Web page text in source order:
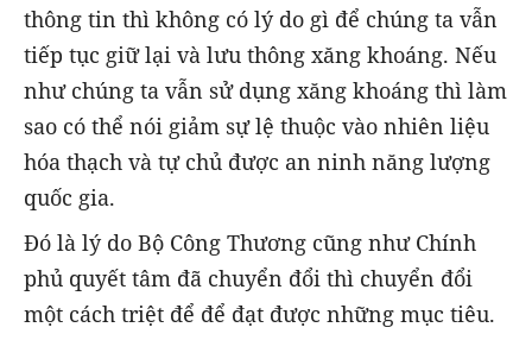
thông tin thì không có lý do gì để chúng ta vẫn
tiếp tục giữ lại và lưu thông xăng khoáng. Nếu
như chúng ta vẫn sử dụng xăng khoáng thì làm
sao có thể nói giảm sự lệ thuộc vào nhiên liệu
hóa thạch và tự chủ được an ninh năng lượng
quốc gia.
Đó là lý do Bộ Công Thương cũng như Chính
phủ quyết tâm đã chuyển đổi thì chuyển đổi
một cách triệt để để đạt được những mục tiêu.